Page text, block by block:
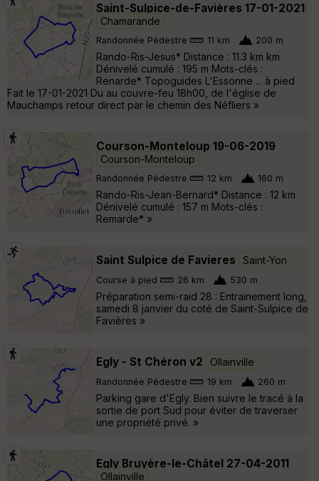
Saint-Sulpice-de-Favières 17-01-2021
Chamarande
Randonnée Pédestre 11 km 200 m
Rando-Ris-Jesus* Distance : 11.3 km km
Dénivelé cumulé : 195 m Mots-clés :
Renarde* Topoguides L'Essonne ... à pied
Fait le 17-01-2021 Du au couvre-feu 18h00, de l'église de
Mauchamps retour direct par le chemin des Néfliers »
Courson-Monteloup 19-06-2019
Courson-Monteloup
Randonnée Pédestre 12 km 160 m
Rando-Ris-Jean-Bernard* Distance : 12 km
Dénivelé cumulé : 157 m Mots-clés :
Remarde* »
Saint Sulpice de Favieres Saint-Yon
Course à pied 26 km 530 m
Préparation semi-raid 28 : Entrainement long,
samedi 8 janvier du coté de Saint-Sulpice de
Favières »
Egly - St Chéron v2 Ollainville
Randonnée Pédestre 19 km 260 m
Parking gare d'Egly. Bien suivre le tracé à la
sortie de port Sud pour éviter de traverser
une propriété privé. »
Egly Bruyère-le-Châtel 27-04-2011
Ollainville